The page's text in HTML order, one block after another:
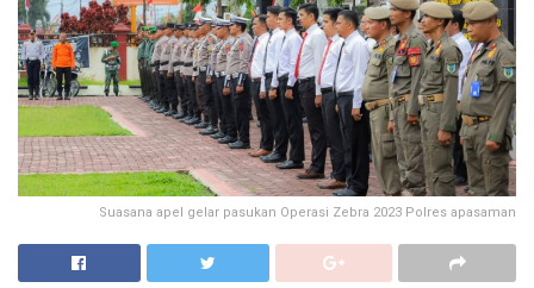
Suasana apel gelar pasukan Operasi Zebra 2023 Polres apasaman